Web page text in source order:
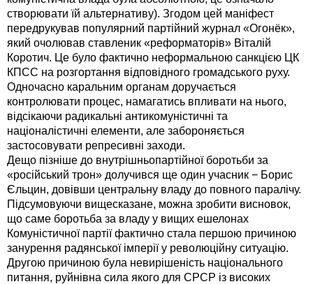
створювати їй альтернативу). Згодом цей маніфест
передрукував популярний партійний журнал «Огонёк»,
який очолював ставленик «реформаторів» Віталій
Коротич. Це було фактично неформальною санкцією ЦК
КПСС на розгортання відповідного громадського руху.
Одночасно каральним органам доручається
контролювати процес, намагатись впливати на нього,
відсікаючи радикальні антикомуністичні та
націоналістичні елементи, але забороняється
застосовувати репресивні заходи.
Дещо пізніше до внутрішньопартійної боротьби за
«російський трон» долучився ще один учасник − Борис
Єльцин, довівши центральну владу до повного паралічу.
Підсумовуючи вищесказане, можна зробити висновок,
що саме боротьба за владу у вищих ешелонах
Комуністичної партії фактично стала першою причиною
занурення радянської імперії у революційну ситуацію.
Другою причиною була невирішеність національного
питання, руйнівна сила якого для СРСР із високих